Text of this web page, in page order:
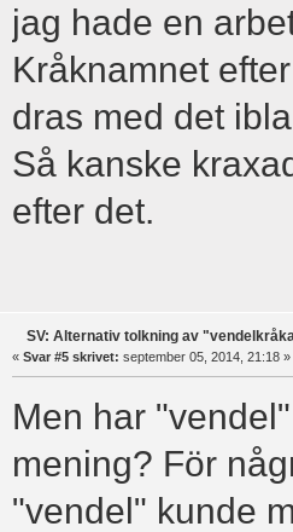
jag hade en
Kråknamnet
dras med det
Så kanske
efter det.
SV: Alternativ tolkning av
« Svar #5 skrivet: september 05, 2014, 21:18 »
Men har
mening? För
"vendel" kunde